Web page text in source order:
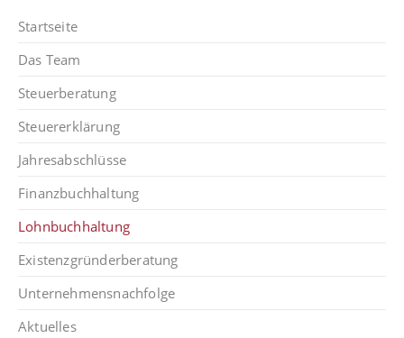
Startseite
Das Team
Steuerberatung
Steuererklärung
Jahresabschlüsse
Finanzbuchhaltung
Lohnbuch­haltung
Existenz­gründerberatung
Unternehmens­nachfolge
Aktuelles